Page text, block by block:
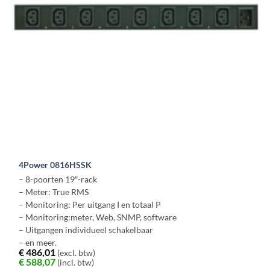
4Power 0816HSSK
– 8-poorten 19″-rack
– Meter: True RMS
– Monitoring: Per uitgang I en totaal P
– Monitoring:meter, Web, SNMP, software
– Uitgangen individueel schakelbaar
– en meer.
€486,01 (excl. btw)
€588,07 (incl. btw)